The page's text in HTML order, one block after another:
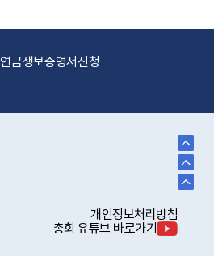
연금생보증명서신청
개인정보처리방침
총회 유튜브 바로가기